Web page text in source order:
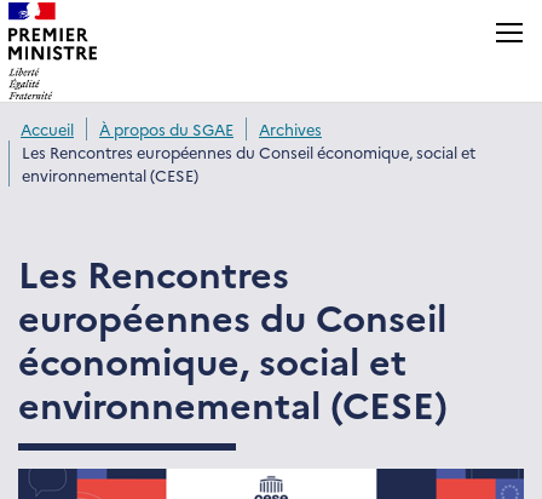
Panneau de gestion des cookies
Accueil À propos du SGAE
Archives
Les Rencontres européennes du Conseil économique, social et
environnemental (CESE)
Les Rencontres
européennes du Conseil
économique, social et
environnemental (CESE)